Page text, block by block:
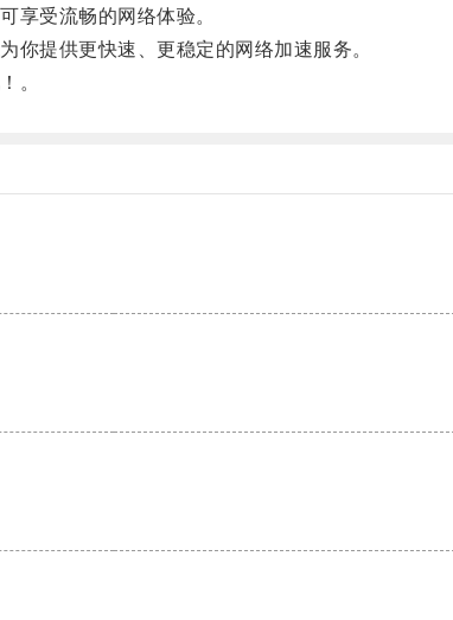
受流畅的网络体验。
提供更快速、更稳定的网络加速服务。
。